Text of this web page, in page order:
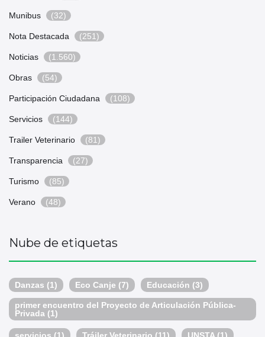
Munibus (32)
Nota Destacada (251)
Noticias (1.560)
Obras (54)
Participación Ciudadana (108)
Servicios (144)
Trailer Veterinario (81)
Transparencia (27)
Turismo (85)
Verano (48)
Nube de etiquetas
Danzas (1) Eco Canje (7) Educación (3)
primer encuentro del Proyecto de Articulación Pública-
Privada (1)
servicios (1) Tráiler Veterinario (11) UNSTA (1)